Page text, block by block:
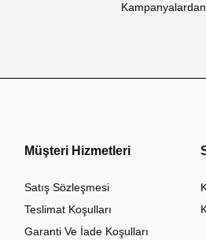
Müşteri Hizmetleri
Satış Sözleşmesi
Teslimat Koşulları
Garanti Ve İade Koşulları